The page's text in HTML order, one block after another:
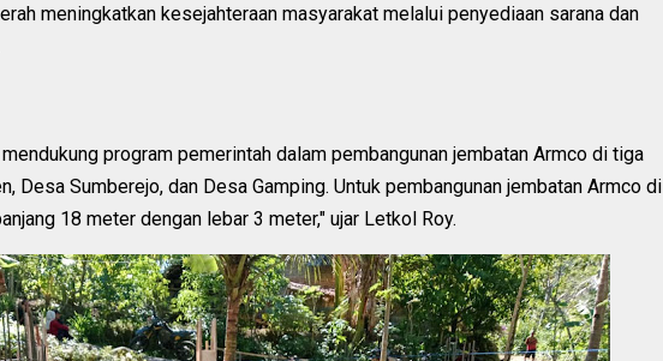
meningkatkan kesejahteraan masyarakat melalui penyediaan sarana dan
program pemerintah dalam pembangunan jembatan Armco di tiga
Desa Sumberejo, dan Desa Gamping. Untuk pembangunan jembatan Armco di
18 meter dengan lebar 3 meter," ujar Letkol Roy.